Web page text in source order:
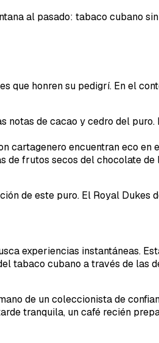
al pasado: tabaco cubano
honren su pedigrí. En el
notas de cacao y cedro del
cartagenero encuentran eco
de frutos secos del chocolate
de este puro. El Royal Dukes
experiencias instantáneas.
tabaco cubano a través de las
de un coleccionista de
tranquila, un café recién